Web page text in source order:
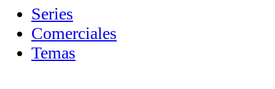
Series
Comerciales
Temas